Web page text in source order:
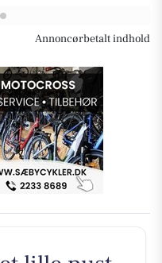
Annoncørbetalt indhold